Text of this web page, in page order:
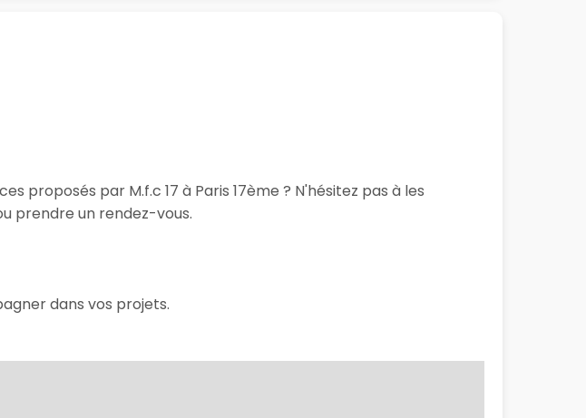
proposés par M.f.c 17 à Paris 17ème ? N'hésitez pas à les
prendre un rendez-vous.
dans vos projets.